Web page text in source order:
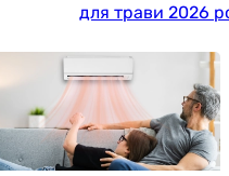
для трави 2026